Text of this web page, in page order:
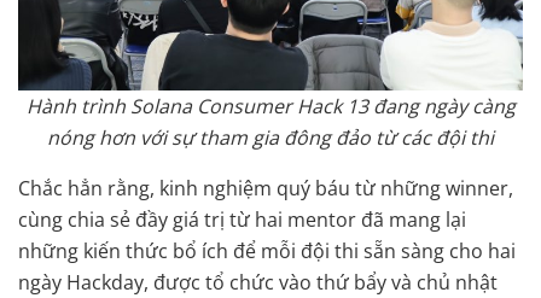
Hành trình Solana Consumer Hack 13 đang ngày càng
nóng hơn với sự tham gia đông đảo từ các đội thi
Chắc hẳn rằng, kinh nghiệm quý báu từ những winner,
cùng chia sẻ đầy giá trị từ hai mentor đã mang lại
những kiến thức bổ ích để mỗi đội thi sẵn sàng cho hai
ngày Hackday, được tổ chức vào thứ bẩy và chủ nhật